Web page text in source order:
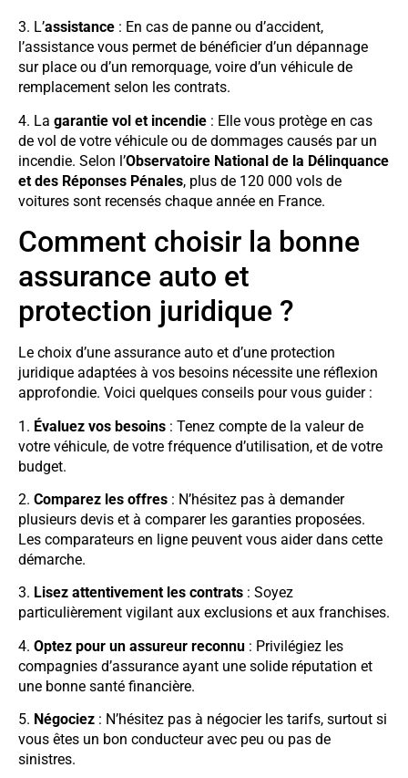
3. L’assistance : En cas de panne ou d’accident,
l’assistance vous permet de bénéficier d’un dépannage
sur place ou d’un remorquage, voire d’un véhicule de
remplacement selon les contrats.
4. La garantie vol et incendie : Elle vous protège en cas
de vol de votre véhicule ou de dommages causés par un
incendie. Selon l’Observatoire National de la Délinquance
et des Réponses Pénales, plus de 120 000 vols de
voitures sont recensés chaque année en France.
Comment choisir la bonne
assurance auto et
protection juridique ?
Le choix d’une assurance auto et d’une protection
juridique adaptées à vos besoins nécessite une réflexion
approfondie. Voici quelques conseils pour vous guider :
1. Évaluez vos besoins : Tenez compte de la valeur de
votre véhicule, de votre fréquence d’utilisation, et de votre
budget.
2. Comparez les offres : N’hésitez pas à demander
plusieurs devis et à comparer les garanties proposées.
Les comparateurs en ligne peuvent vous aider dans cette
démarche.
3. Lisez attentivement les contrats : Soyez
particulièrement vigilant aux exclusions et aux franchises.
4. Optez pour un assureur reconnu : Privilégiez les
compagnies d’assurance ayant une solide réputation et
une bonne santé financière.
5. Négociez : N’hésitez pas à négocier les tarifs, surtout si
vous êtes un bon conducteur avec peu ou pas de
sinistres.